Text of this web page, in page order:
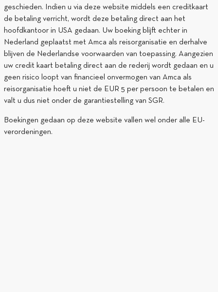
geschieden. Indien u via deze website middels een creditkaart
de betaling verricht, wordt deze betaling direct aan het
hoofdkantoor in USA gedaan. Uw boeking blijft echter in
Nederland geplaatst met Amca als reisorganisatie en derhalve
blijven de Nederlandse voorwaarden van toepassing. Aangezien
uw credit kaart betaling direct aan de rederij wordt gedaan en u
geen risico loopt van financieel onvermogen van Amca als
reisorganisatie hoeft u niet de EUR 5 per persoon te betalen en
valt u dus niet onder de garantiestelling van SGR.
Boekingen gedaan op deze website vallen wel onder alle EU-
verordeningen.